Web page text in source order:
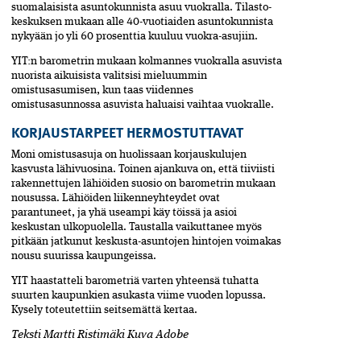
suomalaisista asunto­kunnista asuu vuokralla. Tilasto­
keskuksen mukaan alle 40-vuotiaiden asuntokunnista
nykyään jo yli 60 prosenttia kuuluu vuokra-asujiin.
YIT:n barometrin mukaan kolmannes vuokralla asuvista
nuorista aikuisista valitsisi mieluummin
omistusasumisen, kun taas viidennes
omistusasunnossa asuvista haluaisi vaihtaa vuokralle.
KORJAUSTARPEET HERMOSTUTTAVAT
Moni omistusasuja on huolissaan kor­jaus­kulujen
kasvusta lähivuosina. Toinen ajankuva on, että tiiviisti
rakennettujen lähiöiden suosio on barometrin mukaan
nousussa. Lähiöiden liikenne­yhteydet ovat
parantuneet, ja yhä useampi käy töissä ja asioi
keskustan ulkopuolella. Taustalla vaikuttanee myös
pitkään jatkunut keskusta-asuntojen hintojen voimakas
nousu suurissa kaupungeissa.
YIT haastatteli barometriä varten yhteensä tuhatta
suurten kaupunkien asukasta viime vuoden lopussa.
Kysely toteu­tettiin seitsemättä kertaa.
Teksti Martti Ristimäki Kuva Adobe